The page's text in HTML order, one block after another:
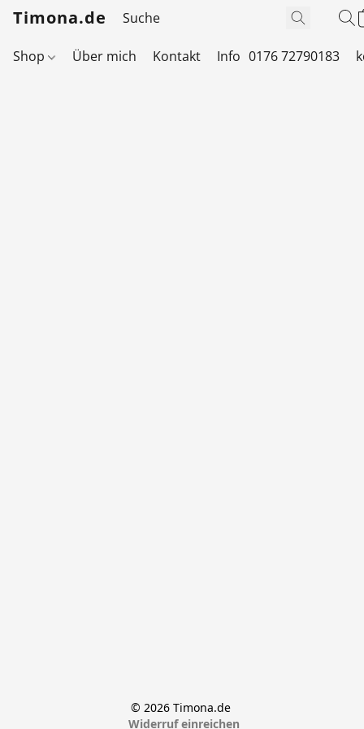
Timona.de
Shop Über mich Kontakt Info 0176 72790183
© 2026 Timona.de
Widerruf einreichen